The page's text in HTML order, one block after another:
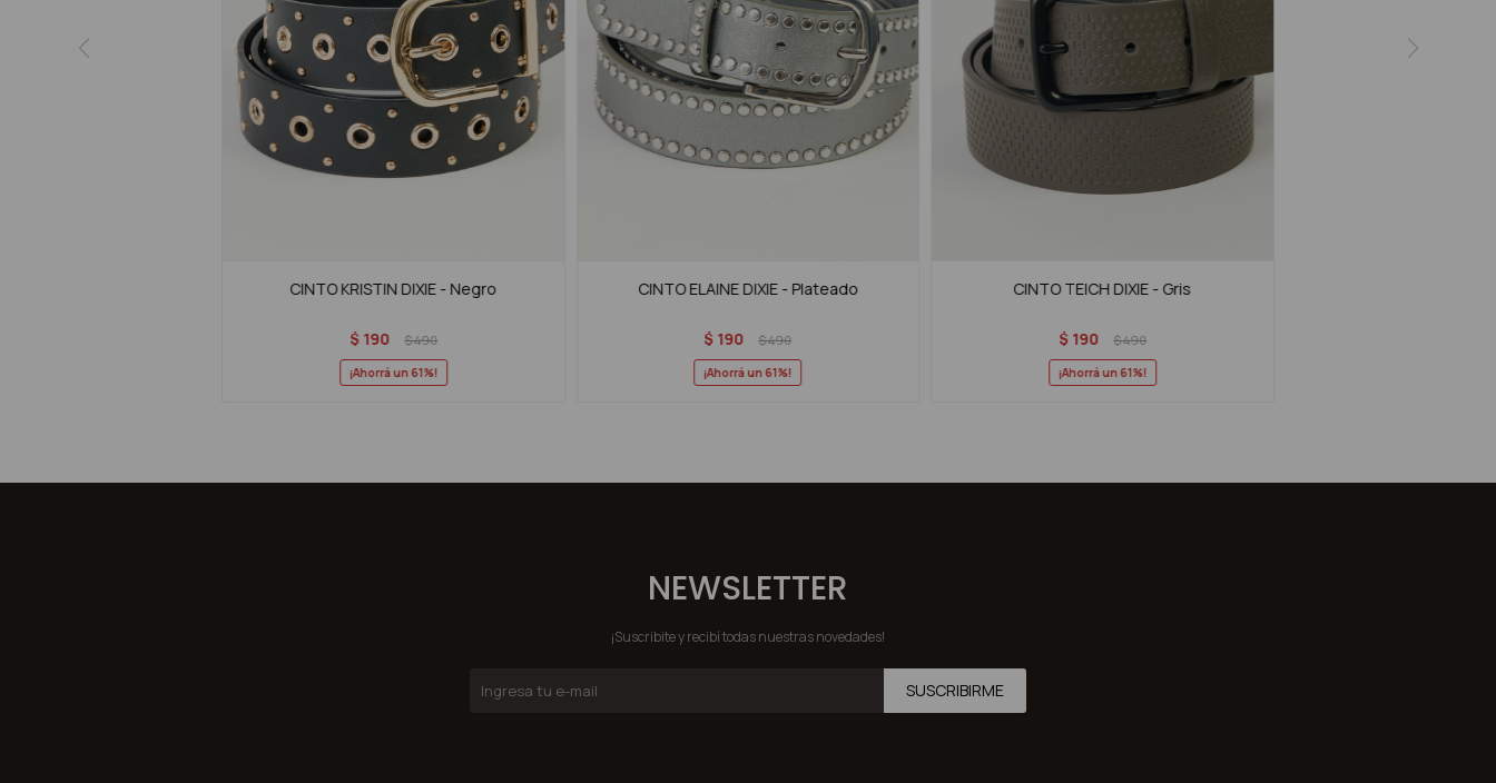
CINTO KRISTIN DIXIE - Negro
$ 190 $490
61
CINTO ELAINE DIXIE - Plateado
$ 190 $490
61
CINTO TEICH DIXIE - Gris
$ 190 $490
61
NEWSLETTER
¡Suscribite y recibí todas nuestras novedades!
SUSCRIBIRME